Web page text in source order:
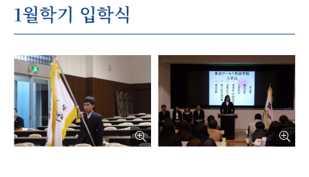
Tiếng Việt
русский
1월학기 입학식